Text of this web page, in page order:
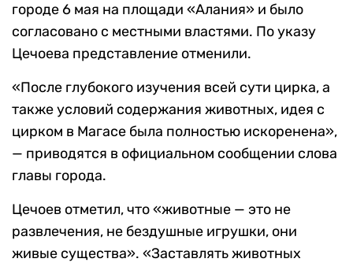
городе 6 мая на площади «Алания» и было
согласовано с местными властями. По указу
Цечоева представление отменили.
«После глубокого изучения всей сути цирка, а
также условий содержания животных, идея с
цирком в Магасе была полностью искоренена»,
— приводятся в официальном сообщении слова
главы города.
Цечоев отметил, что «животные — это не
развлечения, не бездушные игрушки, они
живые существа». «Заставлять животных